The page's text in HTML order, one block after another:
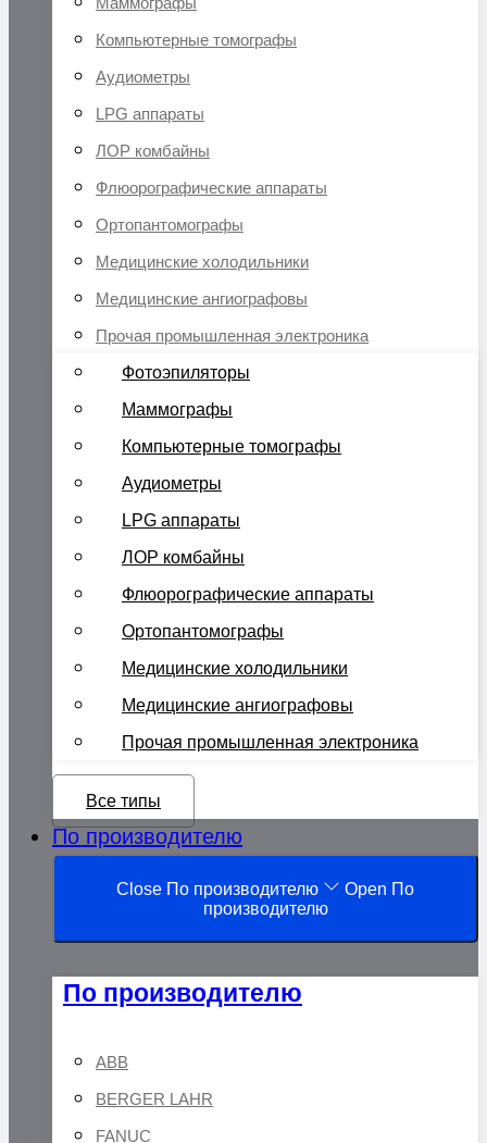
Компьютерные томографы
Аудиометры
LPG аппараты
ЛОР комбайны
Флюорографические аппараты
Ортопантомографы
Медицинские холодильники
Медицинские ангиографовы
Прочая промышленная электроника
Фотоэпиляторы
Маммографы
Компьютерные томографы
Аудиометры
LPG аппараты
ЛОР комбайны
Флюорографические аппараты
Ортопантомографы
Медицинские холодильники
Медицинские ангиографовы
Прочая промышленная электроника
Все типы
По производителю
Close По производителю
Open По
производителю
По производителю
ABB
BERGER LAHR
FANUC